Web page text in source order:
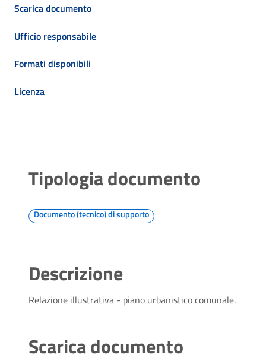
Scarica documento
Ufficio responsabile
Formati disponibili
Licenza
Tipologia documento
Documento (tecnico) di supporto
Descrizione
Relazione illustrativa - piano urbanistico comunale.
Scarica documento